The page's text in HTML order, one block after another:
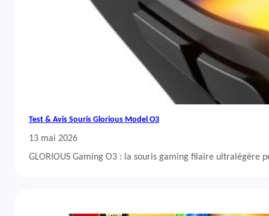
Test & Avis Souris Glorious Model O3
13 mai 2026
GLORIOUS Gaming O3 : la souris gaming filaire ultralégère